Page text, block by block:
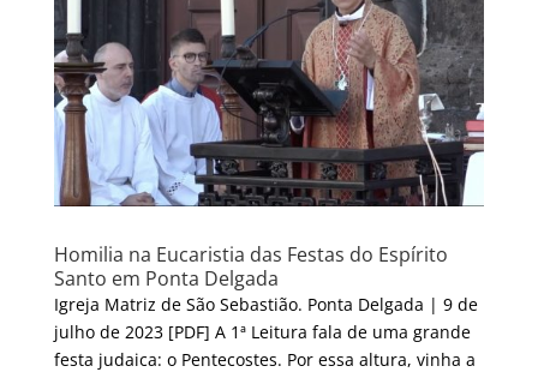
Homilia na Eucaristia das Festas do Espírito
Santo em Ponta Delgada
Igreja Matriz de São Sebastião. Ponta Delgada | 9 de
julho de 2023 [PDF] A 1ª Leitura fala de uma grande
festa judaica: o Pentecostes. Por essa altura, vinha a